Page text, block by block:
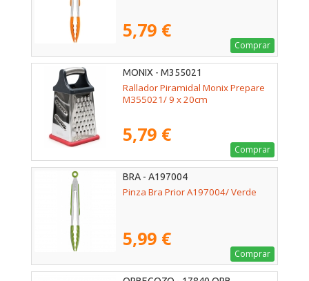
5,79 €
Comprar
MONIX - M355021
Rallador Piramidal Monix Prepare
M355021/ 9 x 20cm
5,79 €
Comprar
BRA - A197004
Pinza Bra Prior A197004/ Verde
5,99 €
Comprar